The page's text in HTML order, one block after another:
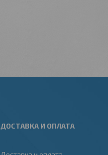
ДОСТАВКА И ОПЛАТА